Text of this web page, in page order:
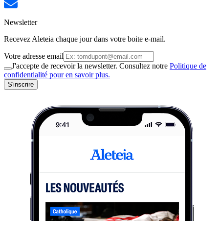
Newsletter
Recevez Aleteia chaque jour dans votre boite e-mail.
Votre adresse email
J'accepte de recevoir la newsletter. Consultez notre Politique de
confidentialité pour en savoir plus.
S'inscrire